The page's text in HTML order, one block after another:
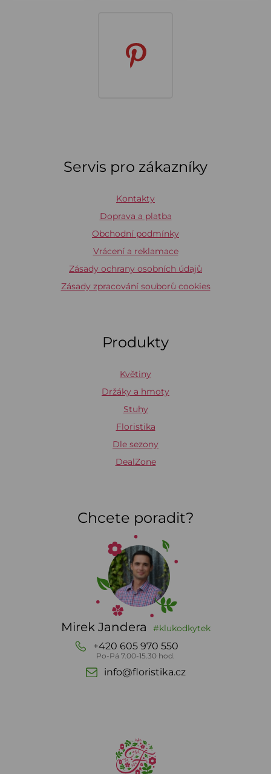
Servis pro zákazníky
Kontakty
Doprava a platba
Obchodní podmínky
Vrácení a reklamace
Zásady ochrany osobních údajů
Zásady zpracování souborů cookies
Produkty
Květiny
Držáky a hmoty
Stuhy
Floristika
Dle sezony
DealZone
Chcete poradit?
Mirek Jandera #klukodkytek
+420 605 970 550
Po-Pá 7.00-15.30 hod.
info@floristika.cz